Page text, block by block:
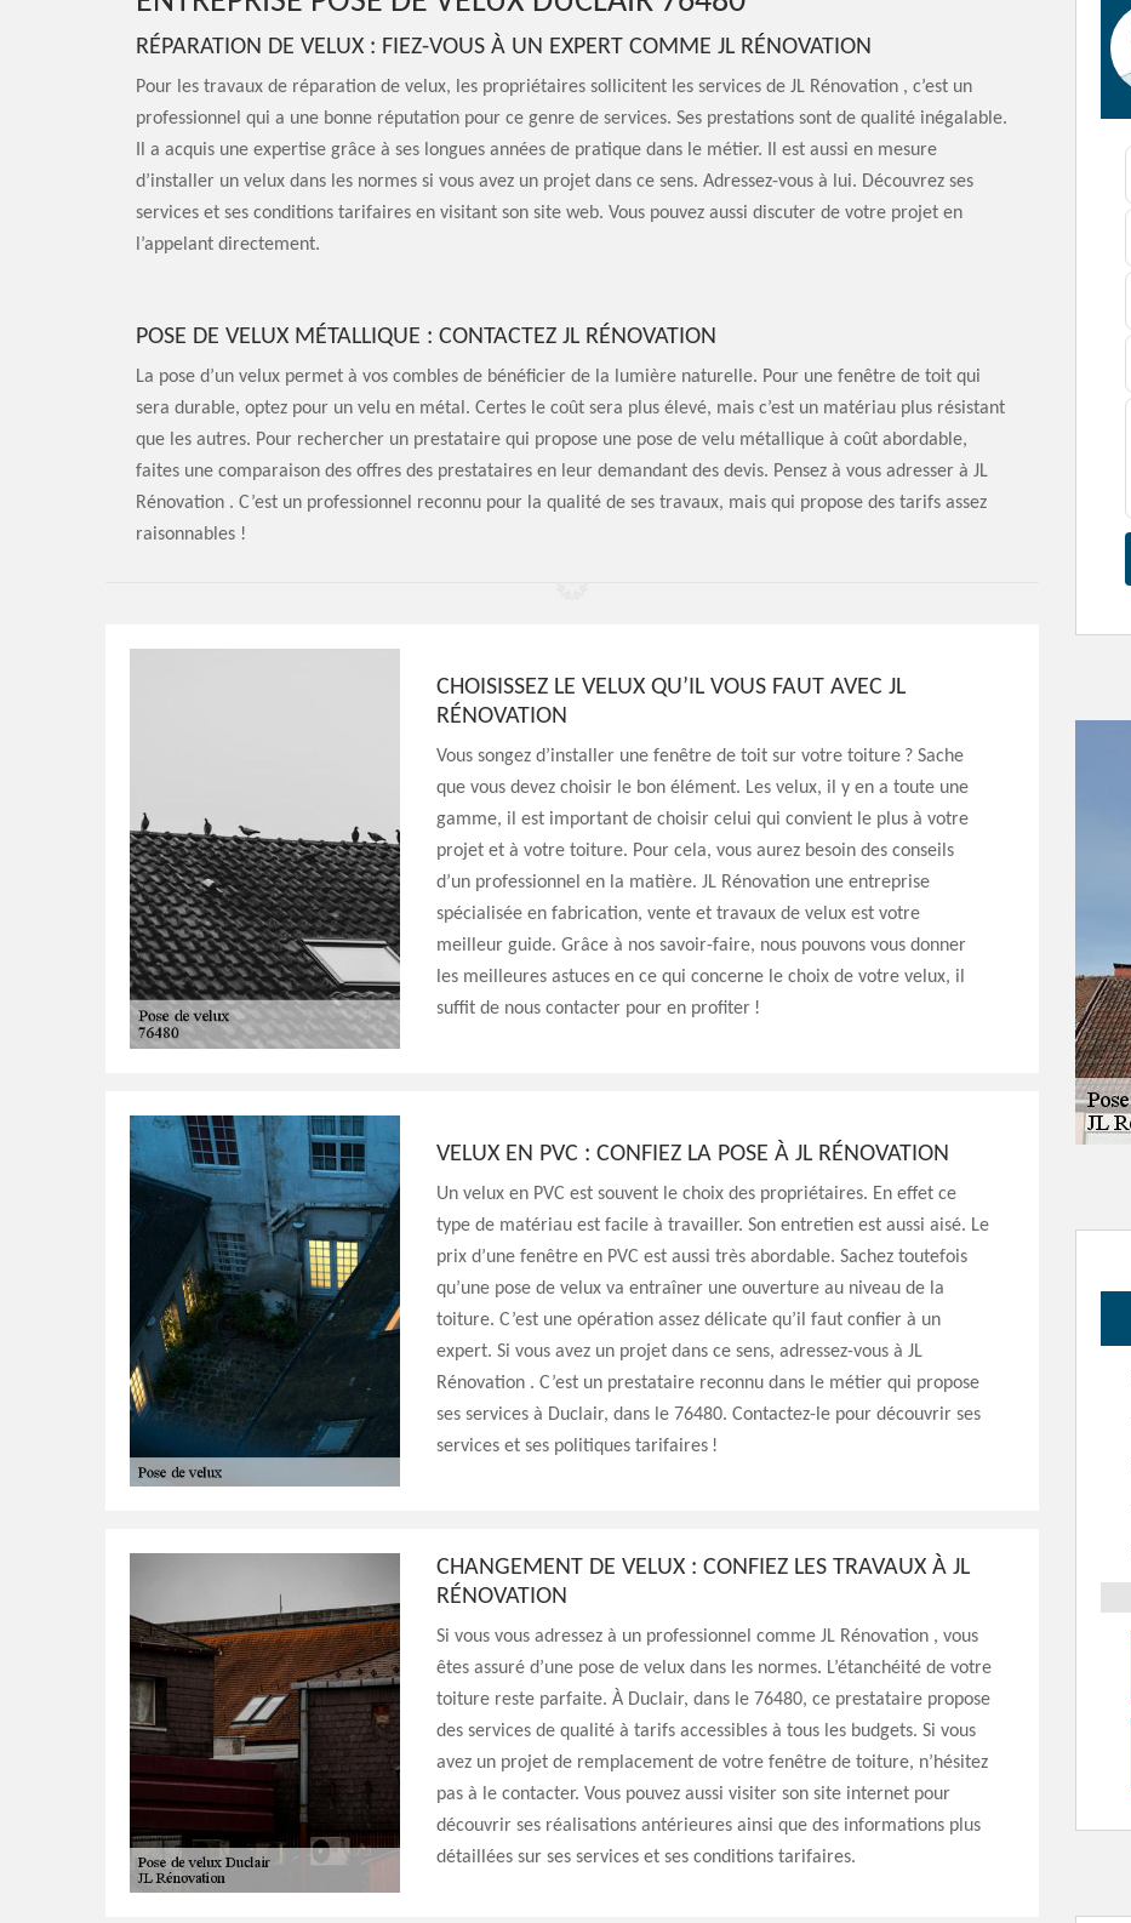
RÉPARATION DE VELUX : FIEZ-VOUS À UN EXPERT COMME JL RÉNOVATION
Pour les travaux de réparation de velux, les propriétaires sollicitent les services de JL Rénovation , c’est un
professionnel qui a une bonne réputation pour ce genre de services. Ses prestations sont de qualité inégalable.
Il a acquis une expertise grâce à ses longues années de pratique dans le métier. Il est aussi en mesure
d’installer un velux dans les normes si vous avez un projet dans ce sens. Adressez-vous à lui. Découvrez ses
services et ses conditions tarifaires en visitant son site web. Vous pouvez aussi discuter de votre projet en
l’appelant directement.
POSE DE VELUX MÉTALLIQUE : CONTACTEZ JL RÉNOVATION
La pose d’un velux permet à vos combles de bénéficier de la lumière naturelle. Pour une fenêtre de toit qui
sera durable, optez pour un velu en métal. Certes le coût sera plus élevé, mais c’est un matériau plus résistant
que les autres. Pour rechercher un prestataire qui propose une pose de velu métallique à coût abordable,
faites une comparaison des offres des prestataires en leur demandant des devis. Pensez à vous adresser à JL
Rénovation . C’est un professionnel reconnu pour la qualité de ses travaux, mais qui propose des tarifs assez
raisonnables !
CHOISISSEZ LE VELUX QU’IL VOUS FAUT AVEC JL
RÉNOVATION
Vous songez d’installer une fenêtre de toit sur votre toiture ? Sache
que vous devez choisir le bon élément. Les velux, il y en a toute une
gamme, il est important de choisir celui qui convient le plus à votre
projet et à votre toiture. Pour cela, vous aurez besoin des conseils
d’un professionnel en la matière. JL Rénovation une entreprise
spécialisée en fabrication, vente et travaux de velux est votre
meilleur guide. Grâce à nos savoir-faire, nous pouvons vous donner
les meilleures astuces en ce qui concerne le choix de votre velux, il
suffit de nous contacter pour en profiter !
VELUX EN PVC : CONFIEZ LA POSE À JL RÉNOVATION
Un velux en PVC est souvent le choix des propriétaires. En effet ce
type de matériau est facile à travailler. Son entretien est aussi aisé. Le
prix d’une fenêtre en PVC est aussi très abordable. Sachez toutefois
qu’une pose de velux va entraîner une ouverture au niveau de la
toiture. C’est une opération assez délicate qu’il faut confier à un
expert. Si vous avez un projet dans ce sens, adressez-vous à JL
Rénovation . C’est un prestataire reconnu dans le métier qui propose
ses services à Duclair, dans le 76480. Contactez-le pour découvrir ses
services et ses politiques tarifaires !
CHANGEMENT DE VELUX : CONFIEZ LES TRAVAUX À JL
RÉNOVATION
Si vous vous adressez à un professionnel comme JL Rénovation , vous
êtes assuré d’une pose de velux dans les normes. L’étanchéité de votre
toiture reste parfaite. À Duclair, dans le 76480, ce prestataire propose
des services de qualité à tarifs accessibles à tous les budgets. Si vous
avez un projet de remplacement de votre fenêtre de toiture, n’hésitez
pas à le contacter. Vous pouvez aussi visiter son site internet pour
découvrir ses réalisations antérieures ainsi que des informations plus
détaillées sur ses services et ses conditions tarifaires.